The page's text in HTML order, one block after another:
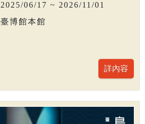
2025/06/17 ~ 2026/11/01
臺博館本館